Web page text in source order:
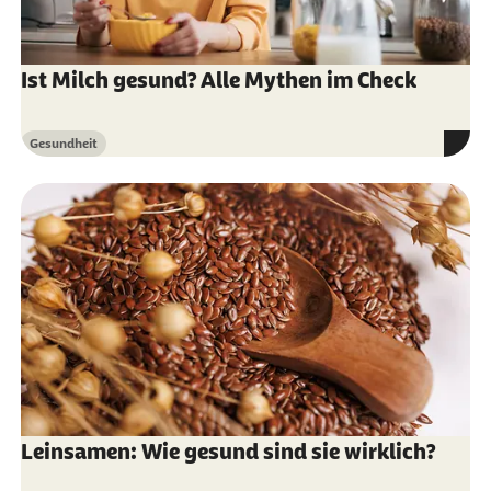
14.11.2024):The effects of curcumin on
diabetes mellitus: a systematic review
Curcumin slow-release membrane promotes
a rat model of cavernous nerve injury
M. T. Abdel Aziz et al. (Abruf vom 14.11.2024):
Molecular signalling of a novel curcumin
derivative versus Tadalafil in erectile
dysfunction
Mohamed T. El-Saadony et al. (Abruf vom
18.11.2024):Impacts of turmeric and its
principal bioactive curcumin on human
Ist Milch gesund? Alle Mythen im Check
Kategorie
Gesundheit
Leinsamen: Wie gesund sind sie wirklich?